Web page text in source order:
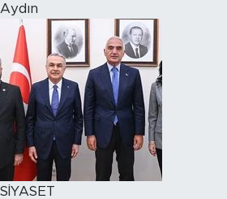
Aydın
SİYASET